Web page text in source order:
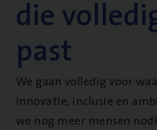
die
past
We gaan volledig voor
innovatie, inclusie en
we nog meer mensen